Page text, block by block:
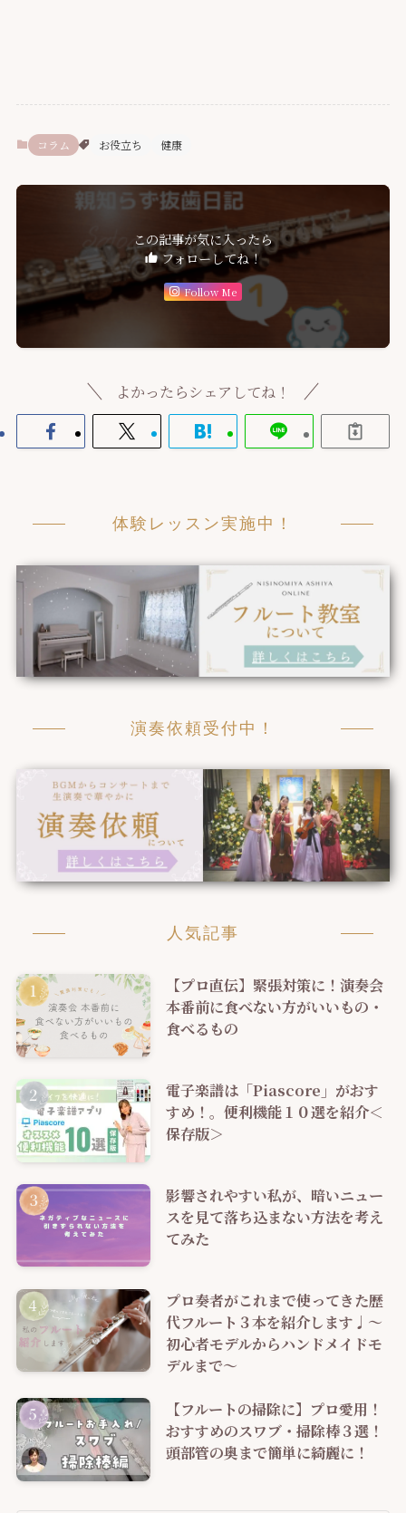
コラム お役立ち 健康
この記事が気に入ったら
フォローしてね！
Follow Me
よかったらシェアしてね！
体験レッスン実施中！
演奏依頼受付中！
人気記事
【プロ直伝】緊張対策に！演奏会
本番前に食べない方がいいもの・
食べるもの
電子楽譜は「Piascore」がおす
すめ！。便利機能１０選を紹介＜
保存版＞
影響されやすい私が、暗いニュー
スを見て落ち込まない方法を考え
てみた
プロ奏者がこれまで使ってきた歴
代フルート３本を紹介します♩～
初心者モデルからハンドメイドモ
デルまで～
【フルートの掃除に】プロ愛用！
おすすめのスワブ・掃除棒３選！
頭部管の奥まで簡単に綺麗に！